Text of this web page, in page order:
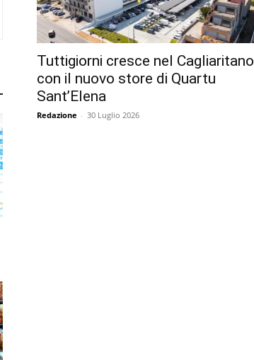
Tuttigiorni cresce nel Cagliaritano
con il nuovo store di Quartu
Sant’Elena
Redazione - 30 Luglio 2026